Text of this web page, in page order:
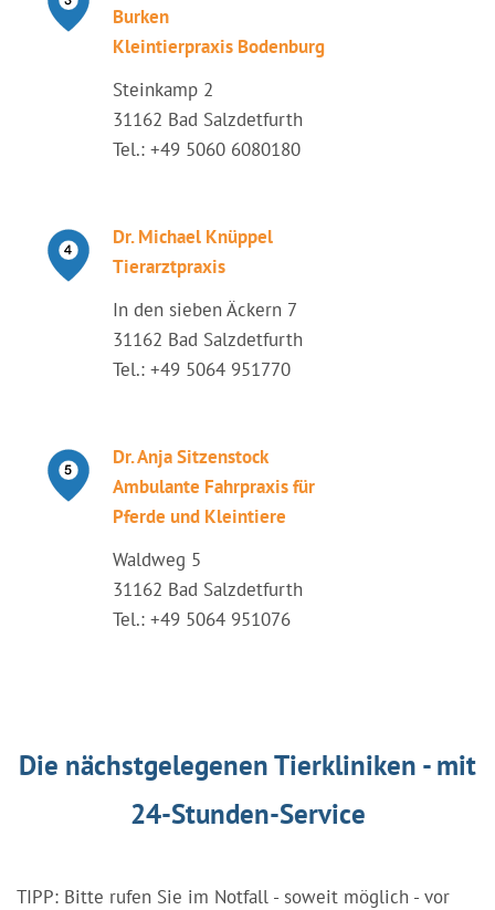
Burken
Kleintierpraxis Bodenburg
Steinkamp 2
31162 Bad Salzdetfurth
Tel.: +49 5060 6080180
Dr. Michael Knüppel
Tierarztpraxis
In den sieben Äckern 7
31162 Bad Salzdetfurth
Tel.: +49 5064 951770
Dr. Anja Sitzenstock
Ambulante Fahrpraxis für
Pferde und Kleintiere
Waldweg 5
31162 Bad Salzdetfurth
Tel.: +49 5064 951076
Die nächstgelegenen Tierkliniken - mit
24-Stunden-Service
TIPP: Bitte rufen Sie im Notfall - soweit möglich - vor